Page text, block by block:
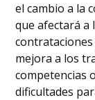
el cambio a la
que afectará a
contrataciones
mejora a los
competencias
dificultades